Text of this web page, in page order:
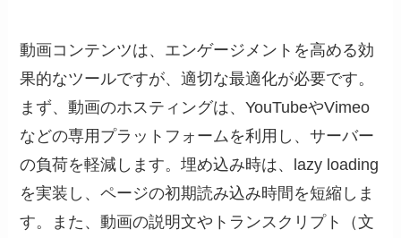
動画コンテンツは、エンゲージメントを高める効
果的なツールですが、適切な最適化が必要です。
まず、動画のホスティングは、YouTubeやVimeo
などの専用プラットフォームを利用し、サーバー
の負荷を軽減します。埋め込み時は、lazy loading
を実装し、ページの初期読み込み時間を短縮しま
す。また、動画の説明文やトランスクリプト（文